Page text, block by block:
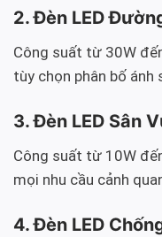
2. Đèn LED
Công suất từ 30W
tùy chọn phân bố ánh
3. Đèn LED Sân
Công suất từ 10W
mọi nhu cầu cảnh
4. Đèn LED